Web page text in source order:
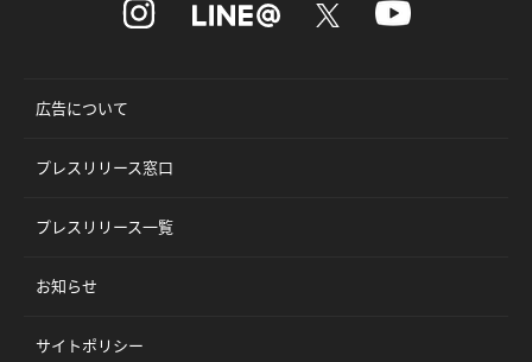
広告について
プレスリリース窓口
プレスリリース一覧
お知らせ
サイトポリシー